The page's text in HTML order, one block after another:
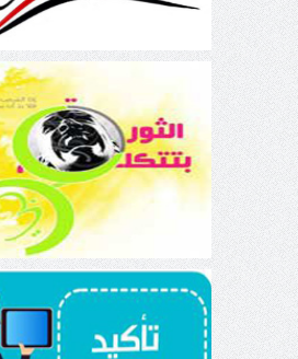
الثورة بتتكلم عربي
تأكيد الذات